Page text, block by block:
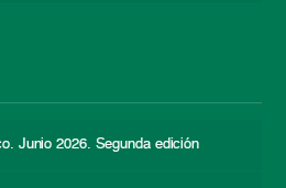
Junio 2026. Segunda edición